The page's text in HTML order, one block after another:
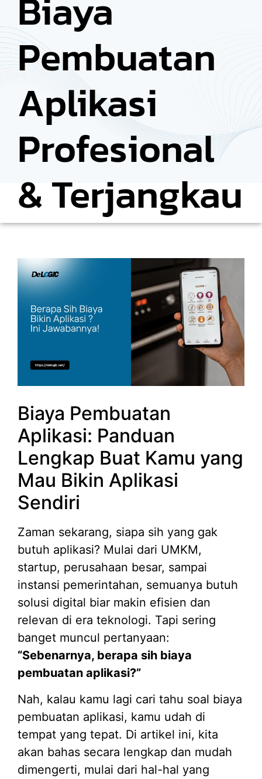
Pembuatan
Aplikasi
Profesional
& Terjangkau
Biaya Pembuatan
Aplikasi: Panduan
Lengkap Buat Kamu yang
Mau Bikin Aplikasi
Sendiri
Zaman sekarang, siapa sih yang gak
butuh aplikasi? Mulai dari UMKM,
startup, perusahaan besar, sampai
instansi pemerintahan, semuanya butuh
solusi digital biar makin efisien dan
relevan di era teknologi. Tapi sering
banget muncul pertanyaan:
“Sebenarnya, berapa sih biaya
pembuatan aplikasi?”
Nah, kalau kamu lagi cari tahu soal biaya
pembuatan aplikasi, kamu udah di
tempat yang tepat. Di artikel ini, kita
akan bahas secara lengkap dan mudah
dimengerti, mulai dari hal-hal yang